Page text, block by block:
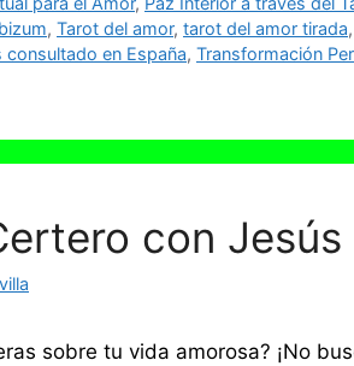
, Tarot del amor, tarot del amor tirada,
consultado en España, Transformación
con Jesús
sobre tu vida amorosa? ¡No